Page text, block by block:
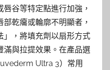
谷等特定點進行加強，
乾癟或輪廓不明顯者，
」，將填充劑以扇形方式
滿與拉提效果。在產品選
Ultra 3）常用